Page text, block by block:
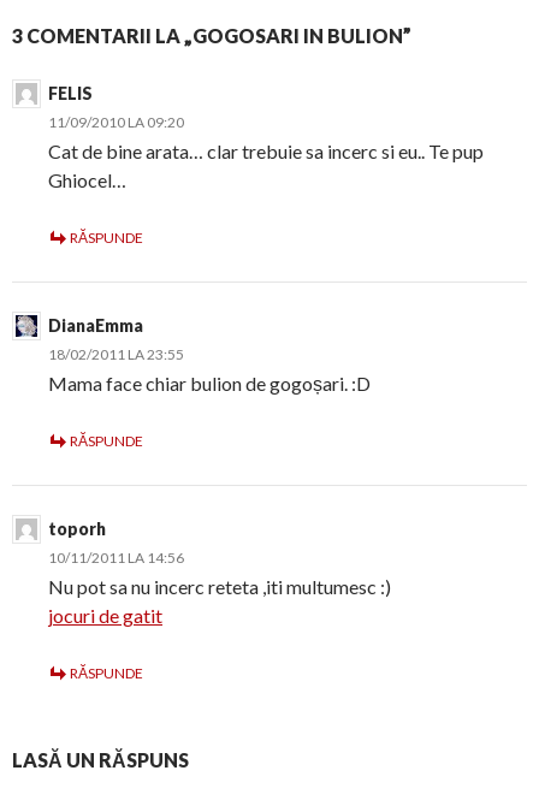
3 COMENTARII LA „GOGOSARI IN BULION”
FELIS
11/09/2010 LA 09:20
Cat de bine arata… clar trebuie sa incerc si eu.. Te pup
Ghiocel…
RĂSPUNDE
DianaEmma
18/02/2011 LA 23:55
Mama face chiar bulion de gogoșari. :D
RĂSPUNDE
toporh
10/11/2011 LA 14:56
Nu pot sa nu incerc reteta ,iti multumesc :)
jocuri de gatit
RĂSPUNDE
LASĂ UN RĂSPUNS